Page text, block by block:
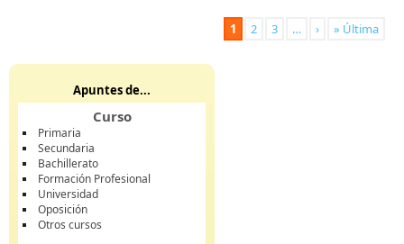
1 2 3 … › » Última
Apuntes de...
Curso
Primaria
Secundaria
Bachillerato
Formación Profesional
Universidad
Oposición
Otros cursos